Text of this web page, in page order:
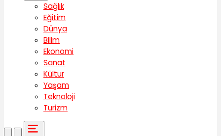
Sağlık
Eğitim
Dünya
Bilim
Ekonomi
Sanat
Kültür
Yaşam
Teknoloji
Turizm